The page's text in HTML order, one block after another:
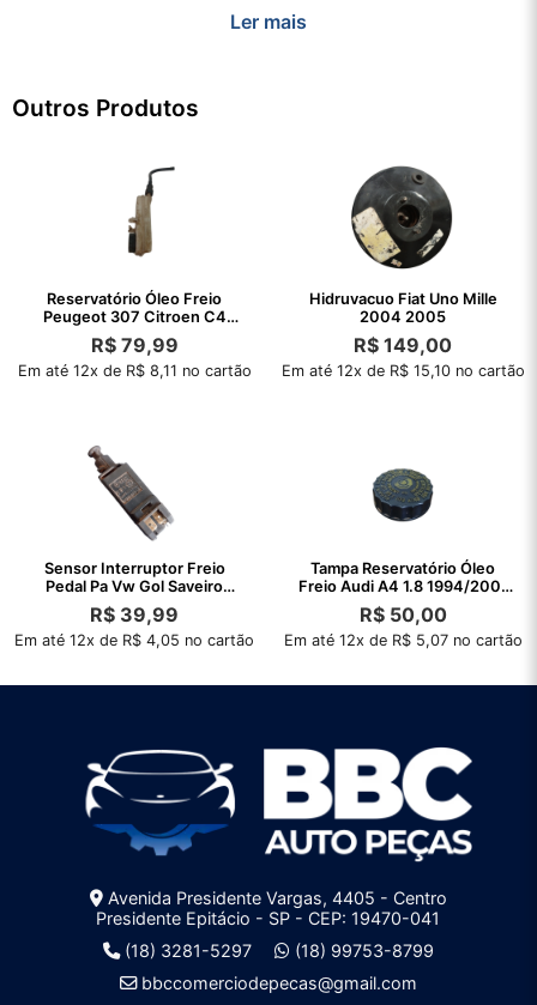
Ler mais
Outros Produtos
Reservatório Óleo Freio
Peugeot 307 Citroen C4
2007/2013
R$79,99
Em até 12x de R$ 8,11 no cartão
Hidruvacuo Fiat Uno Mille
2004 2005
R$ 149,00
Em até 12x de R$ 15,10 no cartão
Sensor Interruptor Freio
Pedal Pa Vw Gol Saveiro
2006 A 2007
R$ 39,99
Em até 12x de R$ 4,05 no cartão
Tampa Reservatório Óleo
Freio Audi A4 1.8 1994/2001
Original
R$50,00
Em até 12x de R$ 5,07 no cartão
Avenida Presidente Vargas, 4405 - Centro
Presidente Epitácio - SP - CEP: 19470-041
(18) 3281-5297
(18) 99753-8799
bbccomerciodepecas@gmail.com